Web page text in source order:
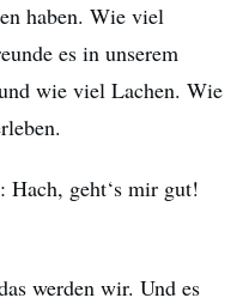
haben. Wie viel
es in unserem
wie viel Lachen. Wie
geht‘s mir gut!
werden wir. Und es